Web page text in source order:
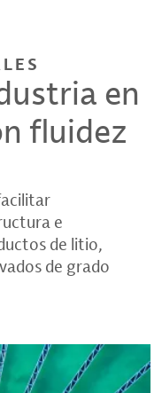
en
fluidez
e
de litio,
de grado